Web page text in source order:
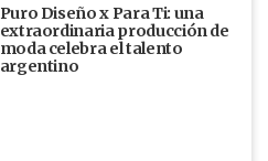
Puro Diseño x Para Ti: una
extraordinaria producción de
moda celebra el talento
argentino